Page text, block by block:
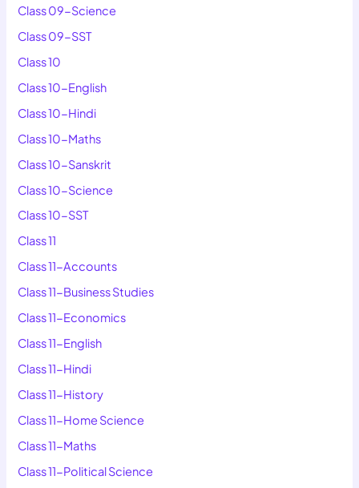
Class 09-Science
Class 09-SST
Class 10
Class 10-English
Class 10-Hindi
Class 10-Maths
Class 10-Sanskrit
Class 10-Science
Class 10-SST
Class 11
Class 11-Accounts
Class 11-Business Studies
Class 11-Economics
Class 11-English
Class 11-Hindi
Class 11-History
Class 11-Home Science
Class 11-Maths
Class 11-Political Science